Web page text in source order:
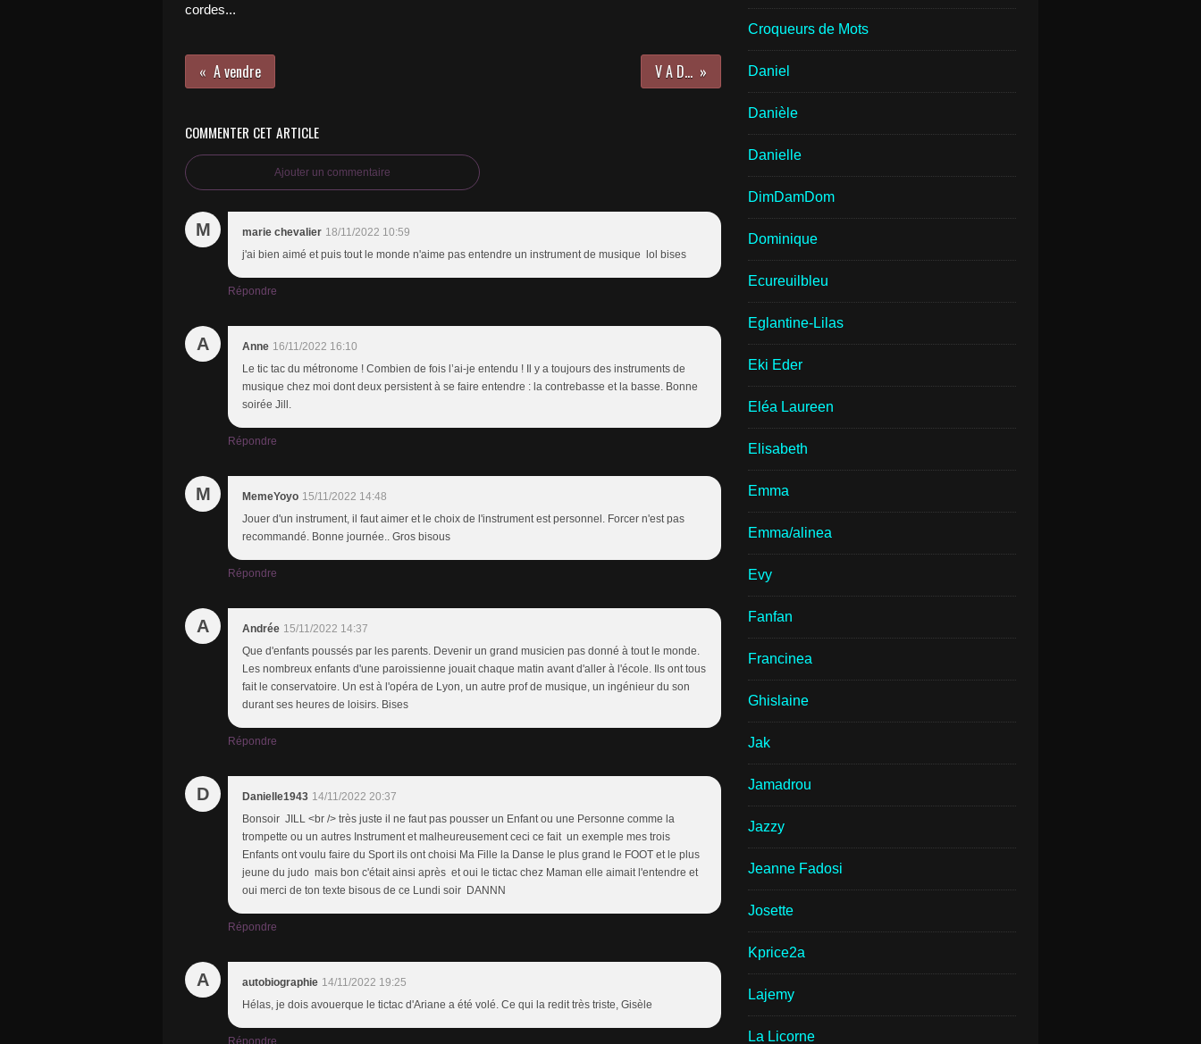
cordes...
A vendre V A D...
COMMENTER CET ARTICLE
Ajouter un commentaire
M marie chevalier 18/11/2022 10:59
j'ai bien aimé et puis tout le monde n'aime pas entendre un instrument de musique lol bises
Répondre
A Anne 16/11/2022 16:10
Le tic tac du métronome ! Combien de fois l’ai-je entendu ! Il y a toujours des instruments de
musique chez moi dont deux persistent à se faire entendre : la contrebasse et la basse. Bonne
soirée Jill.
Répondre
M MemeYoyo 15/11/2022 14:48
Jouer d'un instrument, il faut aimer et le choix de l'instrument est personnel. Forcer n'est pas
recommandé. Bonne journée.. Gros bisous
Répondre
A Andrée 15/11/2022 14:37
Que d'enfants poussés par les parents. Devenir un grand musicien pas donné à tout le monde.
Les nombreux enfants d'une paroissienne jouait chaque matin avant d'aller à l'école. Ils ont tous
fait le conservatoire. Un est à l'opéra de Lyon, un autre prof de musique, un ingénieur du son
durant ses heures de loisirs. Bises
Répondre
D Danielle1943 14/11/2022 20:37
Bonsoir JILL <br /> très juste il ne faut pas pousser un Enfant ou une Personne comme la
trompette ou un autres Instrument et malheureusement ceci ce fait un exemple mes trois
Enfants ont voulu faire du Sport ils ont choisi Ma Fille la Danse le plus grand le FOOT et le plus
jeune du judo mais bon c'était ainsi après et oui le tictac chez Maman elle aimait l'entendre et
oui merci de ton texte bisous de ce Lundi soir DANNN
Répondre
A autobiographie 14/11/2022 19:25
Hélas, je dois avouerque le tictac d'Ariane a été volé. Ce qui la redit très triste, Gisèle
Répondre
Croqueurs de Mots
Daniel
Danièle
Danielle
DimDamDom
Dominique
Ecureuilbleu
Eglantine-Lilas
Eki Eder
Eléa Laureen
Elisabeth
Emma
Emma/alinea
Evy
Fanfan
Francinea
Ghislaine
Jak
Jamadrou
Jazzy
Jeanne Fadosi
Josette
Kprice2a
Lajemy
La Licorne